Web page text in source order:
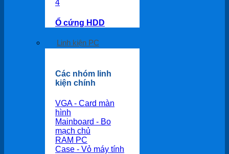
4
Ổ cứng HDD
Linh kiện PC
Các nhóm linh
kiện chính
VGA - Card màn
hình
Mainboard - Bo
mạch chủ
RAM PC
Case - Vỏ máy tính